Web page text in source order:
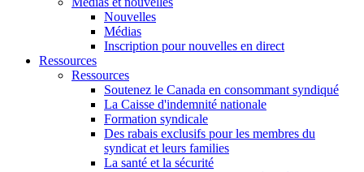
Nouvelles
Médias
Inscription pour nouvelles en direct
Ressources
Ressources
Soutenez le Canada en consommant syndiqué
La Caisse d'indemnité nationale
Formation syndicale
Des rabais exclusifs pour les membres du
syndicat et leurs families
La santé et la sécurité